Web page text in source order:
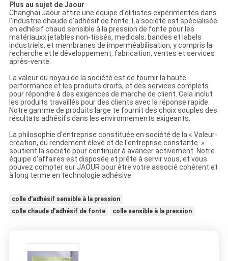
Plus au sujet de Jaour
Changhaï Jaour attire une équipe d'élitistes expérimentés dans
l'industrie chaude d'adhésif de fonte. La société est spécialisée
en adhésif chaud sensible à la pression de fonte pour les
matériauxx jetables non-tissés, medicals, bandes et labels
industriels, et membranes de imperméabilisation, y compris la
recherche et le développement, fabrication, ventes et services
après-vente.
La valeur du noyau de la société est de fournir la haute
performance et les produits droits, et des services complets
pour répondre à des exigences de marche de client. Cela inclut
les produits travaillés pour des clients avec la réponse rapide.
Notre gamme de produits large te fournit des choix souples des
résultats adhésifs dans les environnements exigeants.
La philosophie d'entreprise constituée en société de la « Valeur-
création, du rendement élevé et de l'entreprise constante. »
soutient la société pour continuer à avancer activement. Notre
équipe d'affaires est disposée et prête à servir vous, et vous
pouvez compter sur JAOUR pour être votre associé cohérent et
à long terme en technologie adhésive.
colle d'adhésif sensible à la pression
colle chaude d'adhésif de fonte
colle sensible à la pression